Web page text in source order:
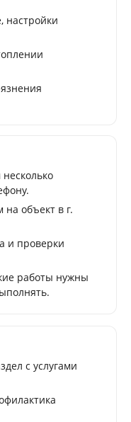
настройки
объект в г.
и проверки
работы нужны
с услугами